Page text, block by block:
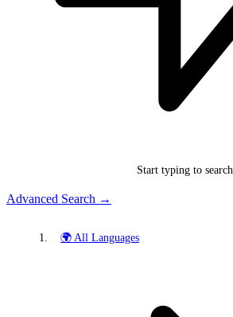
Start typing to search
Advanced Search →
🌍 All Languages